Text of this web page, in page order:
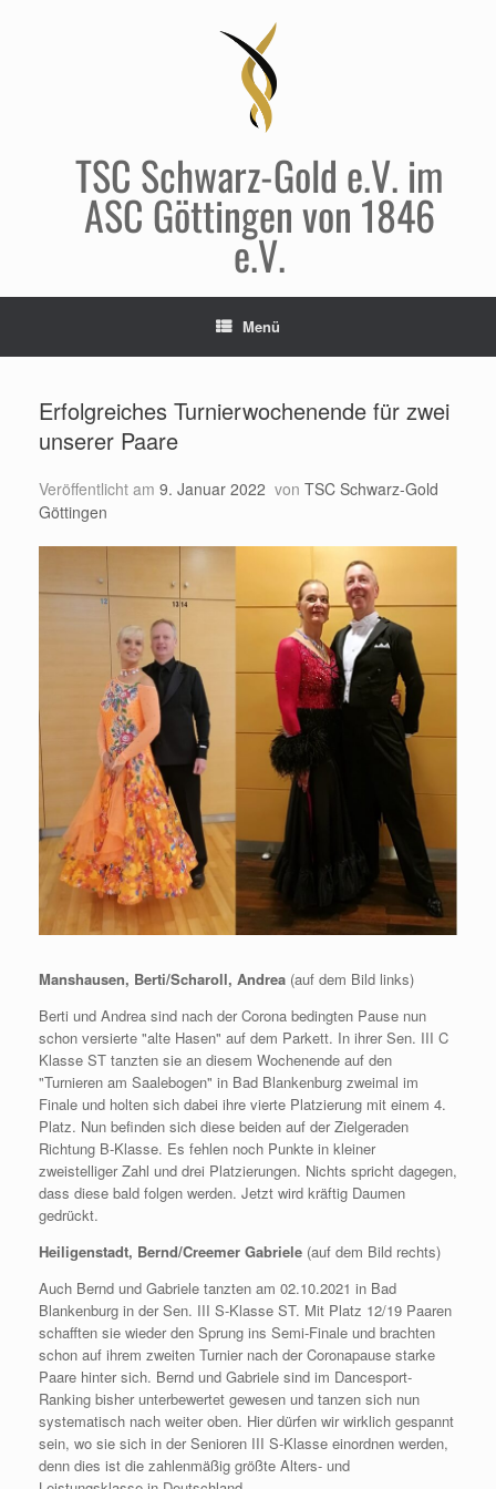
TSC Schwarz-Gold e.V. im
ASC Göttingen von 1846
e.V.
Menü
Erfolgreiches Turnierwochenende für zwei
unserer Paare
Veröffentlicht am 9. Januar 2022 von TSC Schwarz-Gold
Göttingen
Manshausen, Berti/Scharoll, Andrea (auf dem Bild links)
Berti und Andrea sind nach der Corona bedingten Pause nun
schon versierte "alte Hasen" auf dem Parkett. In ihrer Sen. III C
Klasse ST tanzten sie an diesem Wochenende auf den
"Turnieren am Saalebogen" in Bad Blankenburg zweimal im
Finale und holten sich dabei ihre vierte Platzierung mit einem 4.
Platz. Nun befinden sich diese beiden auf der Zielgeraden
Richtung B-Klasse. Es fehlen noch Punkte in kleiner
zweistelliger Zahl und drei Platzierungen. Nichts spricht dagegen,
dass diese bald folgen werden. Jetzt wird kräftig Daumen
gedrückt.
Heiligenstadt, Bernd/Creemer Gabriele (auf dem Bild rechts)
Auch Bernd und Gabriele tanzten am 02.10.2021 in Bad
Blankenburg in der Sen. III S-Klasse ST. Mit Platz 12/19 Paaren
schafften sie wieder den Sprung ins Semi-Finale und brachten
schon auf ihrem zweiten Turnier nach der Coronapause starke
Paare hinter sich. Bernd und Gabriele sind im Dancesport-
Ranking bisher unterbewertet gewesen und tanzen sich nun
systematisch nach weiter oben. Hier dürfen wir wirklich gespannt
sein, wo sie sich in der Senioren III S-Klasse einordnen werden,
denn dies ist die zahlenmäßig größte Alters- und